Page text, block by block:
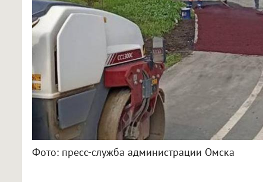
Фото: пресс-служба администрации Омска